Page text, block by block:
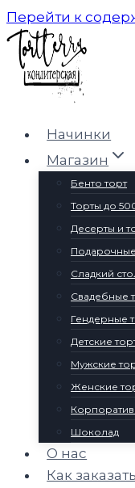
Перейти к
Начинки
Магазин
Бенто торт
Торты до
Десерты и
Сладкий
Свадебные
Гендерные
Детские
Мужские
Женские
Шоколад
О нас
Как